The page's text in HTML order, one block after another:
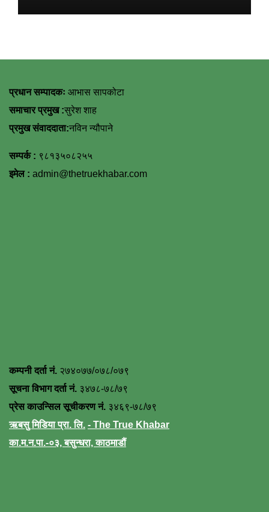
प्रधान सम्पादकः आभास सापकोटा
समाचार प्रमुख :सुरेश शाह
प्रमुख संवाददाता:नविन न्यौपाने
सम्पर्क : ९८१३५०८२५५
इमेल : admin@thetruekhabar.com
कम्पनी दर्ता नं. २७४०७७/०७८/०७९
सूचना विभाग दर्ता नं. ३४७८-७८/७९
प्रेस काउन्सिल सूचीकरण नं. ३४६९-७८/७९
ऋबसु मिडिया प्रा. लि. - The True Khabar
का.म.न.पा.-०३, बसुन्धरा, काठमाडौं